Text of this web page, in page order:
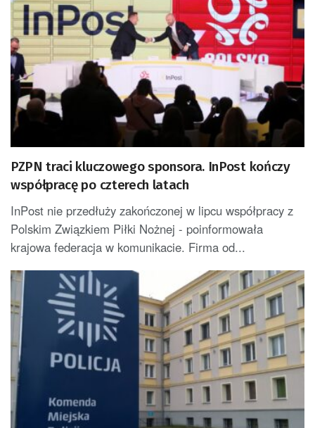
PZPN traci kluczowego sponsora. InPost kończy
współpracę po czterech latach
InPost nie przedłuży zakończonej w lipcu współpracy z
Polskim Związkiem Piłki Nożnej - poinformowała
krajowa federacja w komunikacie. Firma od...